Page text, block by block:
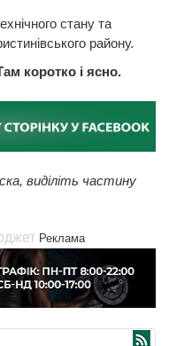
стану та
району.
коротко і ясно.
виділіть частину
Реклама